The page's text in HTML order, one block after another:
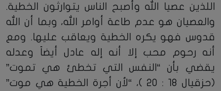
اللذين عصيا الله وأصبح الناس يتوارثون الخطية.
والعصيان هو عدم طاعة أوامر الله، وبما أن الله
قدوس فهو يكره الخطية ويعاقب عليها. ومع
أنه رحوم محب إلا أنه إله عادل أيضاً وعدله
يقضي بأن “النفس التي تخطئ هي تموت”
(حزقيال 18 : 20 )، “لأن أجرة الخطية هي موت”